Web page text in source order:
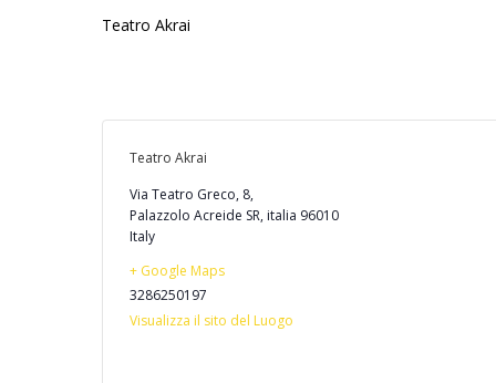
Teatro Akrai
Teatro Akrai
Via Teatro Greco, 8,
Palazzolo Acreide SR, italia 96010
Italy
+ Google Maps
3286250197
Visualizza il sito del Luogo